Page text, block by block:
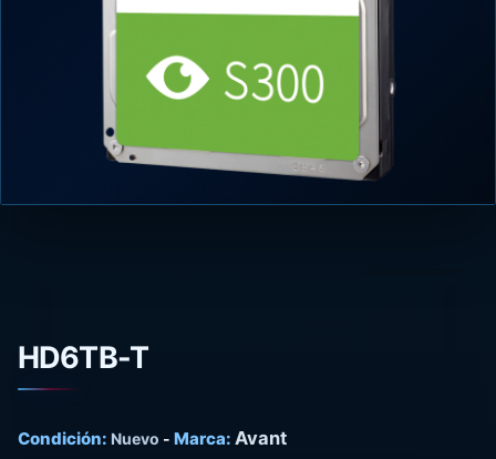
HD6TB-T
Condición: Nuevo - Marca: Avant